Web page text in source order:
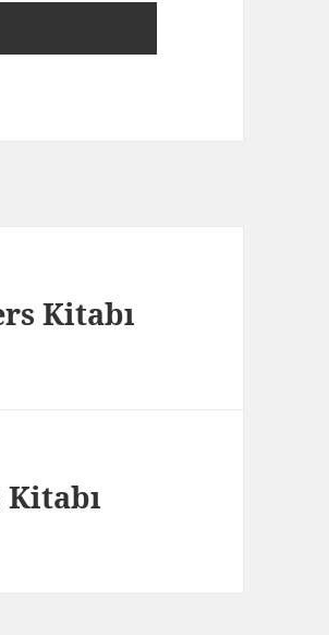
Kitabı
Kitabı